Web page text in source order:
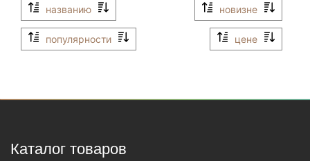
названию новизне
популярности цене
Каталог товаров